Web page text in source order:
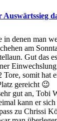
Auswärtssieg
in denen man
am
Gut das
Tore, somit hat
gereicht 😉
gut an, Tobi
kann er
zu Chrissi